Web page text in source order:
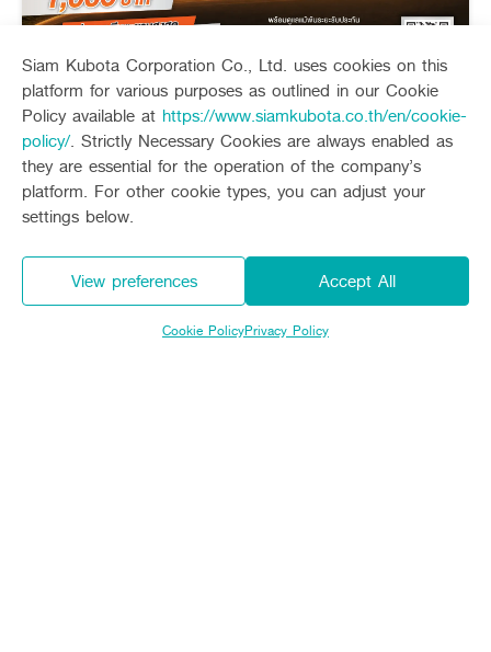
Siam Kubota Corporation Co., Ltd. uses cookies on this
platform for various purposes as outlined in our Cookie
Policy available at https://www.siamkubota.co.th/en/cookie-
policy/. Strictly Necessary Cookies are always enabled as
they are essential for the operation of the company’s
platform. For other cookie types, you can adjust your
settings below.
Accept All
View preferences
Cookie PolicyPrivacy Policy
คูโบต้า เซอร์วิส แคร์ (ไตรมาส 3)
Today - 30 September 2026
Promotion
Expire